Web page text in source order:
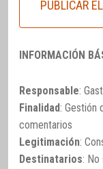
INFORMACIÓN
Responsable:
Finalidad: Gestión
comentarios
Legitimación:
Destinatarios: No